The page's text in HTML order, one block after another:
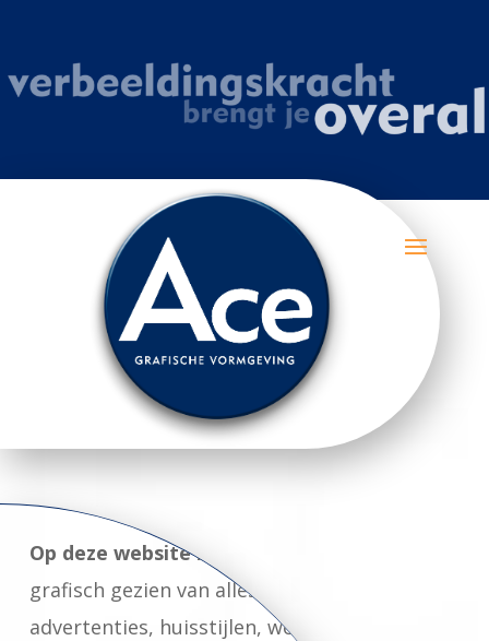
Op deze website kun je zien
grafisch gezien van alles doe:
advertenties, huisstijlen, websites,